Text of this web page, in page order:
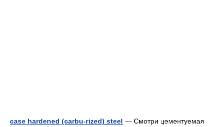
case hardened (carbu-rized) steel — Смотри цементуемая